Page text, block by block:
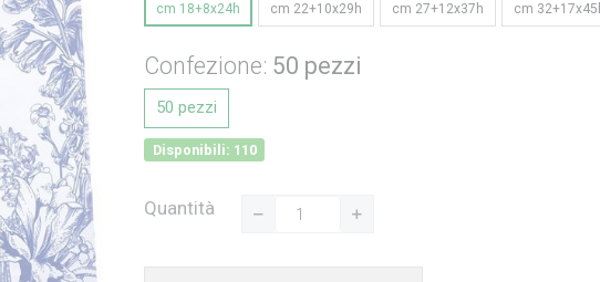
cm 18+8x24h cm 22+10x29h cm 27+12x37h cm
Confezione: 50 pezzi
50 pezzi
Disponibili: 110
Quantità